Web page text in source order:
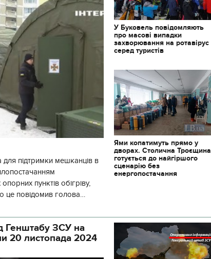
підтримки мешканців в
пунктів обігріву,
це повідомив голова
У Буковель повідомляють
про масові випадки
захворювання на ротавірус
серед туристів
Ями копатимуть прямо у
дворах. Столична Троєщина
готується до найгіршого
сценарію без
енергопостачання
Генштабу ЗСУ на
20 листопада 2024